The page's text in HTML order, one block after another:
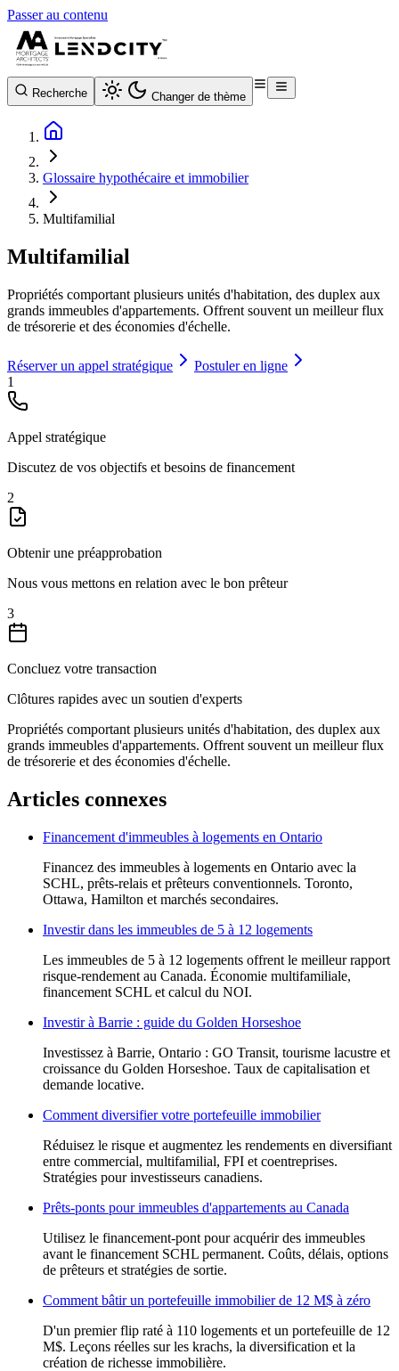
Passer au contenu
Recherche Changer de thème
Glossaire hypothécaire et immobilier
Multifamilial
Multifamilial
Propriétés comportant plusieurs unités d'habitation, des duplex aux
grands immeubles d'appartements. Offrent souvent un meilleur flux
de trésorerie et des économies d'échelle.
Réserver un appel stratégique
Postuler en ligne
1
Appel stratégique
Discutez de vos objectifs et besoins de financement
2
Obtenir une préapprobation
Nous vous mettons en relation avec le bon prêteur
3
Concluez votre transaction
Clôtures rapides avec un soutien d'experts
Propriétés comportant plusieurs unités d'habitation, des duplex aux
grands immeubles d'appartements. Offrent souvent un meilleur flux
de trésorerie et des économies d'échelle.
Articles connexes
Financement d'immeubles à logements en Ontario
Financez des immeubles à logements en Ontario avec la
SCHL, prêts-relais et prêteurs conventionnels. Toronto,
Ottawa, Hamilton et marchés secondaires.
Investir dans les immeubles de 5 à 12 logements
Les immeubles de 5 à 12 logements offrent le meilleur rapport
risque-rendement au Canada. Économie multifamiliale,
financement SCHL et calcul du NOI.
Investir à Barrie : guide du Golden Horseshoe
Investissez à Barrie, Ontario : GO Transit, tourisme lacustre et
croissance du Golden Horseshoe. Taux de capitalisation et
demande locative.
Comment diversifier votre portefeuille immobilier
Réduisez le risque et augmentez les rendements en diversifiant
entre commercial, multifamilial, FPI et coentreprises.
Stratégies pour investisseurs canadiens.
Prêts-ponts pour immeubles d'appartements au Canada
Utilisez le financement-pont pour acquérir des immeubles
avant le financement SCHL permanent. Coûts, délais, options
de prêteurs et stratégies de sortie.
Comment bâtir un portefeuille immobilier de 12 M$ à zéro
D'un premier flip raté à 110 logements et un portefeuille de 12
M$. Leçons réelles sur les krachs, la diversification et la
création de richesse immobilière.